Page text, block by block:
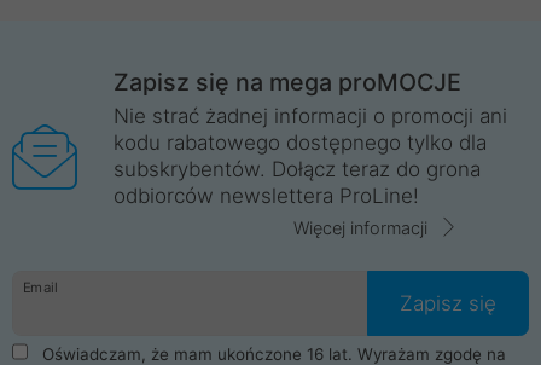
Zapisz się na mega proMOCJE
Nie strać żadnej informacji o promocji ani
kodu rabatowego dostępnego tylko dla
subskrybentów. Dołącz teraz do grona
odbiorców newslettera ProLine!
Więcej informacji
Email
Zapisz się
Oświadczam, że mam ukończone 16 lat. Wyrażam zgodę na